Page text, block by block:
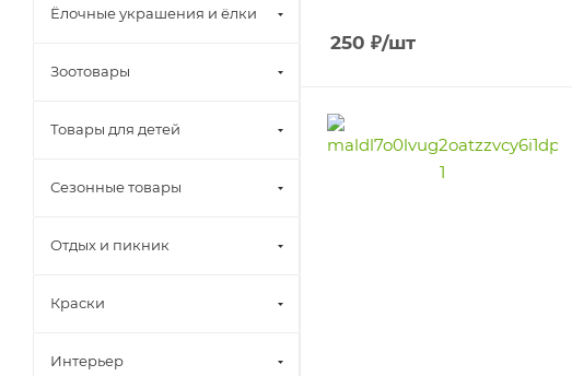
250 ₽/шт
Ёлочные украшения и ёлки
Зоотовары
Товары для детей
Сезонные товары
Отдых и пикник
Краски
Интерьер